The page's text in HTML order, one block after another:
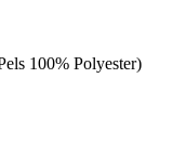
100% Polyester)